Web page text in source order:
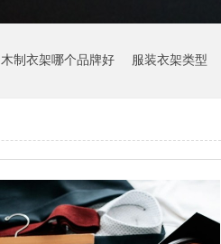
木制衣架哪个品牌好 服装衣架类型